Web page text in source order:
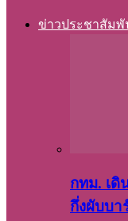
ข่าวประชาสัมพั
กทม. เ
กึ่งผับบา